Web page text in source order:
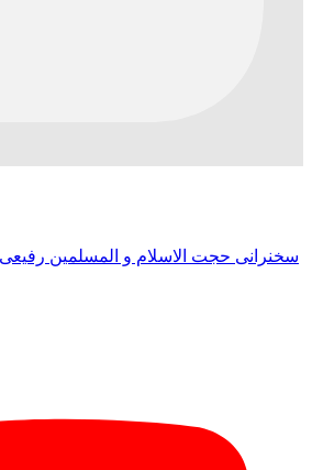
سخنرانی حجت الاسلام و المسلمین رفیعی